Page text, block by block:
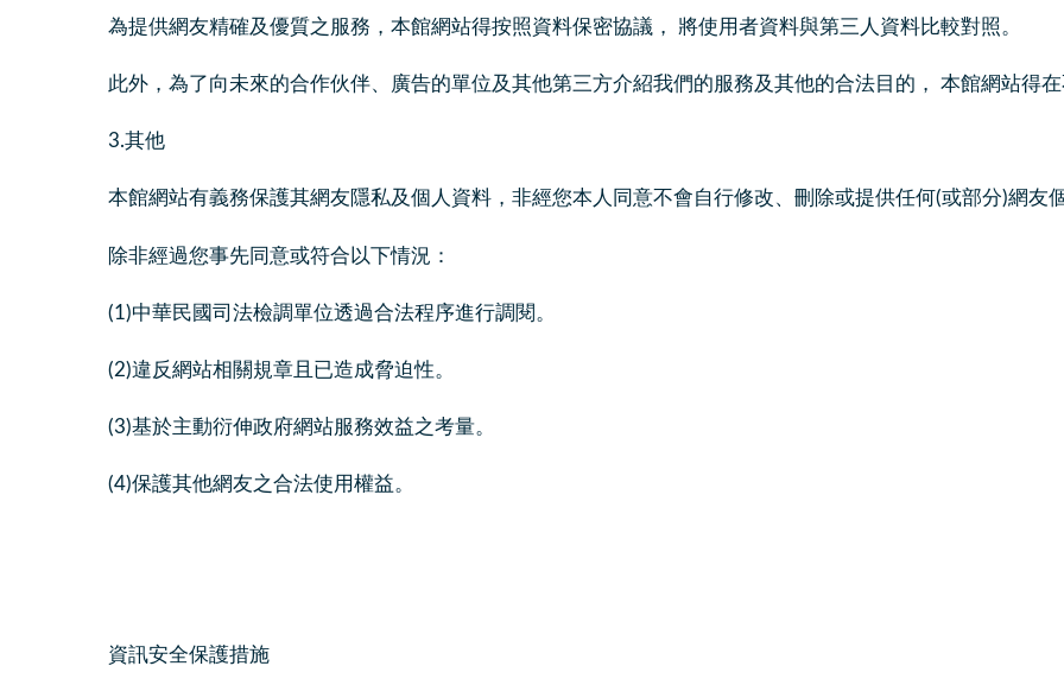
為提供網友精確及優質之服務，本館網站得按照資料保密協議， 將使用者資料與第三人資料比較對照。
此外，為了向未來的合作伙伴、廣告的單位及其他第三方介紹我們的服務及其他的合法目的， 本館網站得
3.其他
本館網站有義務保護其網友隱私及個人資料，非經您本人同意不會自行修改、刪除或提供任何(或部分)網友
除非經過您事先同意或符合以下情況：
(1)中華民國司法檢調單位透過合法程序進行調閱。
(2)違反網站相關規章且已造成脅迫性。
(3)基於主動衍伸政府網站服務效益之考量。
(4)保護其他網友之合法使用權益。
資訊安全保護措施